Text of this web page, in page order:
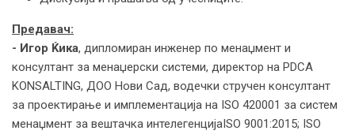
Предавач:
- Игор Ќика, дипломиран инженер по менаџмент и
консултант за менаџерски системи, директор на PDCA
KONSALTING, ДОО Нови Сад, водечки стручен консултант
за проектирање и имплементација на ISO 420001 за систем
менаџмент за вештачка интелегенцијаISO 9001:2015; ISO